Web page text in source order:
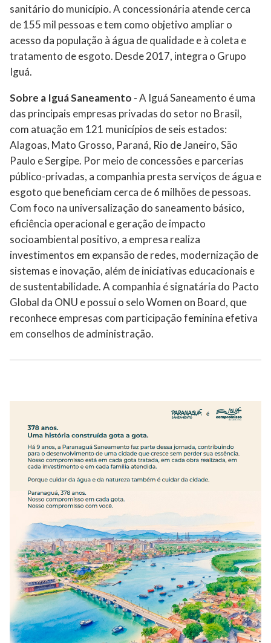
sanitário do município. A concessionária atende cerca
de 155 mil pessoas e tem como objetivo ampliar o
acesso da população à água de qualidade e à coleta e
tratamento de esgoto. Desde 2017, integra o Grupo
Iguá.
Sobre a Iguá Saneamento -A Iguá Saneamento é uma
das principais empresas privadas do setor no Brasil,
com atuação em 121 municípios de seis estados:
Alagoas, Mato Grosso, Paraná, Rio de Janeiro, São
Paulo e Sergipe. Por meio de concessões e parcerias
público-privadas, a companhia presta serviços de água e
esgoto que beneficiam cerca de 6 milhões de pessoas.
Com foco na universalização do saneamento básico,
eficiência operacional e geração de impacto
socioambiental positivo, a empresa realiza
investimentos em expansão de redes, modernização de
sistemas e inovação, além de iniciativas educacionais e
de sustentabilidade. A companhia é signatária do Pacto
Global da ONU e possui o selo Women on Board, que
reconhece empresas com participação feminina efetiva
em conselhos de administração.